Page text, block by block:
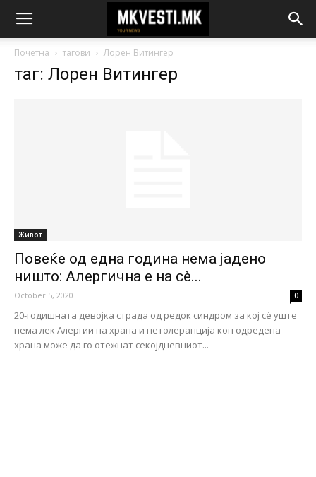
Почетна тагови Лорен Витингер
таг: Лорен Витингер
Живот
Повеќе од една година нема јадено
ништо: Алергична е на сè...
October 5, 2020 0
20-годишната девојка страда од редок синдром за кој сè уште
нема лек Алергии на храна и нетолеранција кон одредена
храна може да го отежнат секојдневниот...